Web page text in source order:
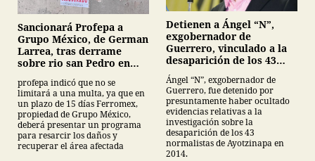
Sancionará Profepa a
Grupo México, de German
Larrea, tras derrame
sobre rio san Pedro en
profepa indicó que no se
limitará a una multa, ya que en
un plazo de 15 días Ferromex,
propiedad de Grupo México,
deberá presentar un programa
para resarcir los daños y
recuperar el área afectada
Detienen a Ángel “N”,
exgobernador de
Guerrero, vinculado a la
desaparición de los 43
normalistas de
Ayotzinapa
Ángel “N”, exgobernador de
Guerrero, fue detenido por
presuntamente haber ocultado
evidencias relativas a la
investigación sobre la
desaparición de los 43
normalistas de Ayotzinapa en
2014.